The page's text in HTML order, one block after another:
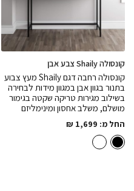
קונסולה Shaily צבע אבן
קונסולה רחבה דגם Shaily מעץ צבוע
בתנור בגוון אבן במגוון מידות לבחירה
בשילוב מגירות טריקה שקטה בגימור
מושלם, משלב אחסון ומינימליזם
החל מ: ₪ 1,699